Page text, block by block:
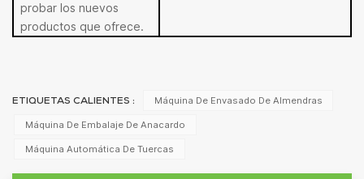
probar los nuevos
productos que ofrece.
ETIQUETAS CALIENTES : Máquina De Envasado De Almendras
Máquina De Embalaje De Anacardo
Máquina Automática De Tuercas